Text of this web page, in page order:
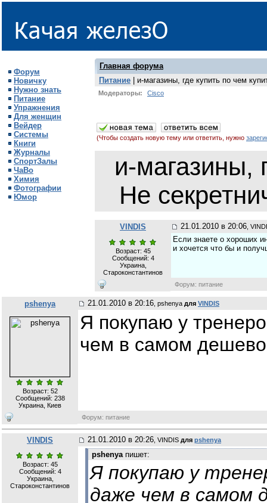
Форум
Новичку
Нужно знать
Питание
Упражнения
Для женщин
Вейдер
Системы
Книги
Журналы
СпортЗалы
ЧаВо
Химия
Фотографии
Юмор
Главная форума
Питание | и-магазины, где купить по чем
Модераторы: Cisco
(Чтобы создать новую тему или ответить, нужно
и-магазины,
Не
VINDIS 21.01.2010 в 20:06 ,
Возраст: 45
Сообщений: 4
Украина,
Староконстантинов
Если знаете о хороших
и хочется что бы и
Форум: питание
pshenya 21.01.2010 в 20:16 , pshenya для VINDIS
Возраст: 52
Сообщений: 238
Украина, Киев
Я покупаю у
чем в самом
Форум: питание
VINDIS 21.01.2010 в 20:26 , VINDIS для pshenya
Возраст: 45
Сообщений: 4
Украина,
Староконстантинов
pshenyaпишет:
Я покупаю у
даже чем в самом